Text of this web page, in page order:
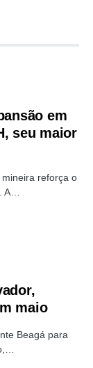
em
seu maior
reforça o
A…
maio
Beagá para